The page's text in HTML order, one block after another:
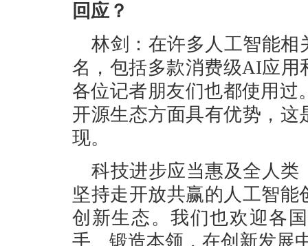
回应？
林剑：在许多人工智能相
名，包括多款消费级AI应用
各位记者朋友们也都使用
开源生态方面具有优势，
现。
科技进步应当惠及全人类
坚持走开放共赢的人工智
创新生态。我们也欢迎各
手、锻造本领，在创新发展